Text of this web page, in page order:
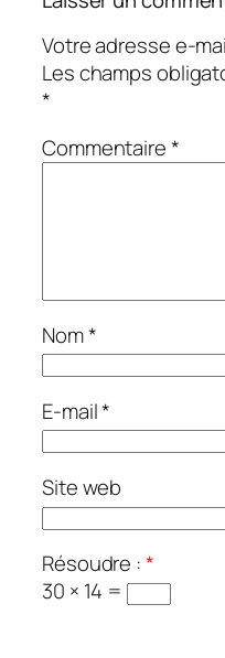
Votre adresse e-
Les champs
*
Commentaire*
Nom*
E-mail*
Site web
Résoudre :*
30 × 14 =